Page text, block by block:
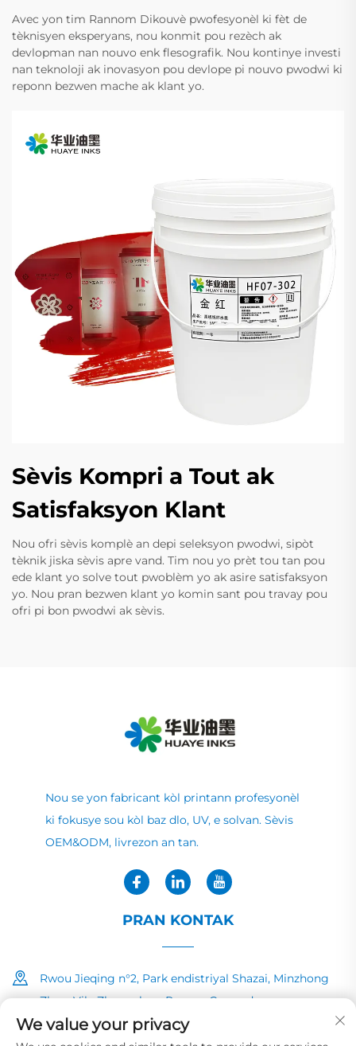
Avec yon tim Rannom Dikouvè pwofesyonèl ki fèt de
tèknisyen eksperyans, nou konmit pou rezèch ak
devlopman nan nouvo enk flesografik. Nou kontinye investi
nan teknoloji ak inovasyon pou devlope pi nouvo pwodwi ki
reponn bezwen mache ak klant yo.
Sèvis Kompri a Tout ak
Satisfaksyon Klant
Nou ofri sèvis komplè an depi seleksyon pwodwi, sipòt
tèknik jiska sèvis apre vand. Tim nou yo prèt tou tan pou
ede klant yo solve tout pwoblèm yo ak asire satisfaksyon
yo. Nou pran bezwen klant yo komin sant pou travay pou
ofri pi bon pwodwi ak sèvis.
Nou se yon fabricant kòl printann profesyonèl
ki fokusye sou kòl baz dlo, UV, e solvan. Sèvis
OEM&ODM, livrezon an tan.
PRAN KONTAK
Rwou Jieqing n°2, Park endistriyal Shazai, Minzhong
Zhen, Vila Zhongshan, Povens Guangdong
+86-13726040081
We value your privacy